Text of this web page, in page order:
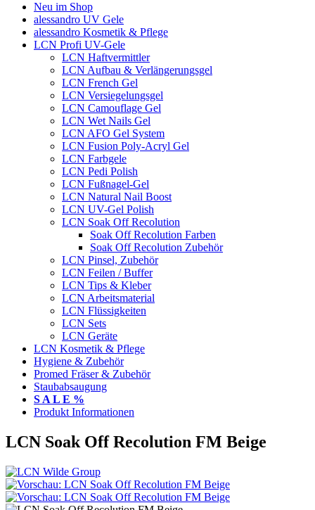
Neu im Shop
alessandro UV Gele
alessandro Kosmetik & Pflege
LCN Profi UV-Gele
LCN Haftvermittler
LCN Aufbau & Verlängerungsgel
LCN French Gel
LCN Versiegelungsgel
LCN Camouflage Gel
LCN Wet Nails Gel
LCN AFO Gel System
LCN Fusion Poly-Acryl Gel
LCN Farbgele
LCN Pedi Polish
LCN Fußnagel-Gel
LCN Natural Nail Boost
LCN UV-Gel Polish
LCN Soak Off Recolution
Soak Off Recolution Farben
Soak Off Recolution Zubehör
LCN Pinsel, Zubehör
LCN Feilen / Buffer
LCN Tips & Kleber
LCN Arbeitsmaterial
LCN Flüssigkeiten
LCN Sets
LCN Geräte
LCN Kosmetik & Pflege
Hygiene & Zubehör
Promed Fräser & Zubehör
Staubabsaugung
S A L E %
Produkt Informationen
LCN Soak Off Recolution FM Beige